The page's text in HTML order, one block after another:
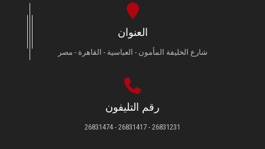
العنوان
شارع الخليفة المأمون - العباسية - القاهرة - مصر
رقم التليفون
26831231 - 26831417 - 26831474